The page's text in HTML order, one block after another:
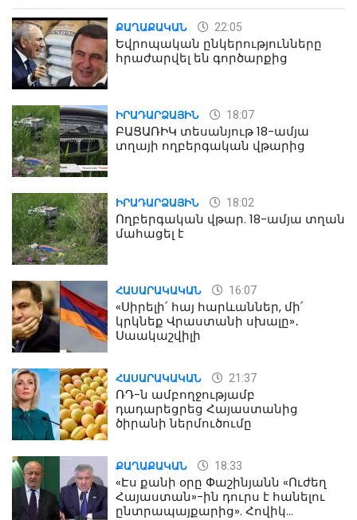
ՔԱՂԱՔԱԿԱՆ 22:05
Եվրոպական ընկերությունները
հրաժարվել են գործարքից
ԻՐԱԴԱՐՁԱՅԻՆ 18:07
ԲԱՑԱՌԻԿ տեսանյութ 18-ամյա
տղայի ողբերգական վթարից
ԻՐԱԴԱՐՁԱՅԻՆ 18:02
Ողբերգական վթար. 18-ամյա տղան
մահացել է
ՀԱՍԱՐԱԿԱԿԱՆ 16:07
«Սիրելի՛ հայ հարևաններ, մի՛
կրկնեք Վրաստանի սխալը»․
Սաակաշվիլի
ՀԱՍԱՐԱԿԱԿԱՆ 21:37
ՌԴ-ն ամբողջությամբ
դադարեցրեց Հայաստանից
ծիրանի ներմուծումը
ՔԱՂԱՔԱԿԱՆ 18:33
«Էս քանի օրը Փաշինյանն «Ուժեղ
Հայաստան»-ին դուրս է հանելու
ընտրապայքարից». Հովիկ